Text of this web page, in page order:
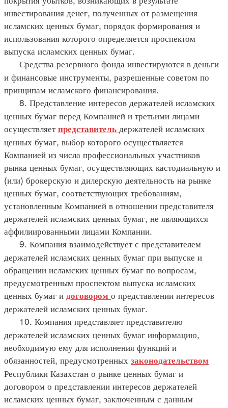
инвестирования денег, полученных от размещения
исламских ценных бумаг, порядок формирования и
использования которого определяется проспектом
выпуска исламских ценных бумаг.
Средства резервного фонда инвестируются в деньги
и финансовые инструменты, разрешенные советом по
принципам исламского финансирования.
8. Представление интересов держателей исламских
ценных бумаг перед Компанией и третьими лицами
осуществляетпредставитель держателей исламских
ценных бумаг, выбор которого осуществляется
Компанией из числа профессиональных участников
рынка ценных бумаг, осуществляющих кастодиальную и
(или) брокерскую и дилерскую деятельность на рынке
ценных бумаг, соответствующих требованиям,
установленным Компанией в отношении представителя
держателей исламских ценных бумаг, не являющихся
аффилиированными лицами Компании.
9. Компания взаимодействует с представителем
держателей исламских ценных бумаг при выпуске и
обращении исламских ценных бумаг по вопросам,
предусмотренным проспектом выпуска исламских
ценных бумаг и договором о представлении интересов
держателей исламских ценных бумаг.
10. Компания представляет представителю
держателей исламских ценных бумаг информацию,
необходимую ему для исполнения функций и
обязанностей, предусмотренных законодательством
Республики Казахстан о рынке ценных бумаг и
договором о представлении интересов держателей
исламских ценных бумаг, заключенным с данным